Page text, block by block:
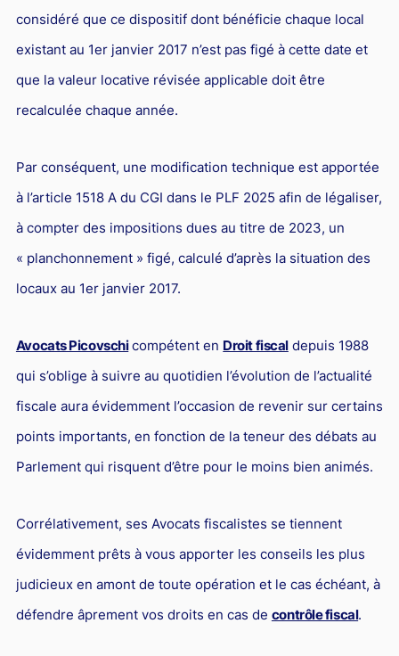
considéré que ce dispositif dont bénéficie chaque local
existant au 1er janvier 2017 n’est pas figé à cette date et
que la valeur locative révisée applicable doit être
recalculée chaque année.
Par conséquent, une modification technique est apportée
à l’article 1518 A du CGI dans le PLF 2025 afin de légaliser,
à compter des impositions dues au titre de 2023, un
« planchonnement » figé, calculé d’après la situation des
locaux au 1er janvier 2017.
Avocats Picovschicompétent en Droit fiscaldepuis 1988
qui s’oblige à suivre au quotidien l’évolution de l’actualité
fiscale aura évidemment l’occasion de revenir sur certains
points importants, en fonction de la teneur des débats au
Parlement qui risquent d’être pour le moins bien animés.
Corrélativement, ses Avocats fiscalistes se tiennent
évidemment prêts à vous apporter les conseils les plus
judicieux en amont de toute opération et le cas échéant, à
défendre âprement vos droits en cas de contrôle fiscal.